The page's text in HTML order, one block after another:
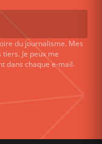
du journalisme. Mes
Je peux me
dans chaque e-mail.